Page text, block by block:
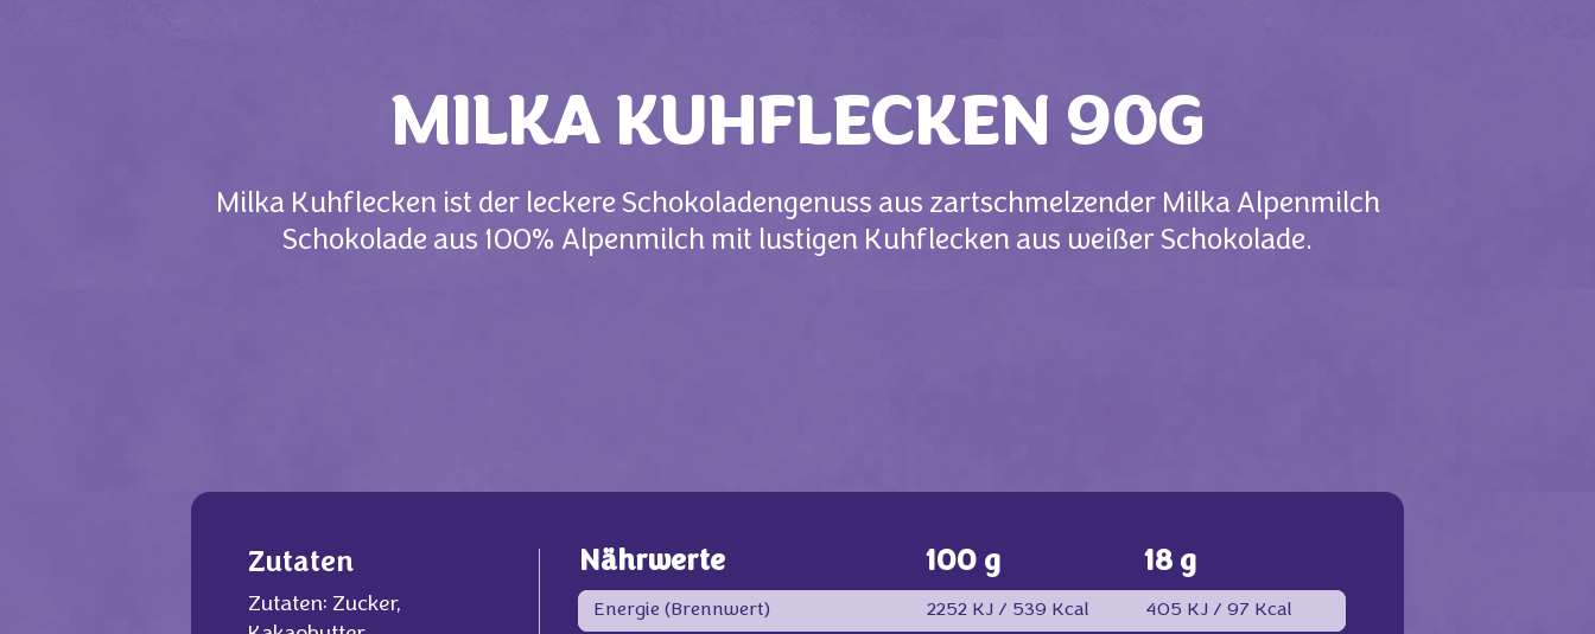
MILKA KUHFLECKEN 90G
Milka Kuhflecken ist der leckere Schokoladengenuss aus zartschmelzender Milka Alpenmilch
Schokolade aus 100% Alpenmilch mit lustigen Kuhflecken aus weißer Schokolade.
Zutaten
Zutaten: Zucker,
Nährwerte 100 g 18 g
Energie (Brennwert) 2252 KJ / 539 Kcal 405 KJ / 97 Kcal